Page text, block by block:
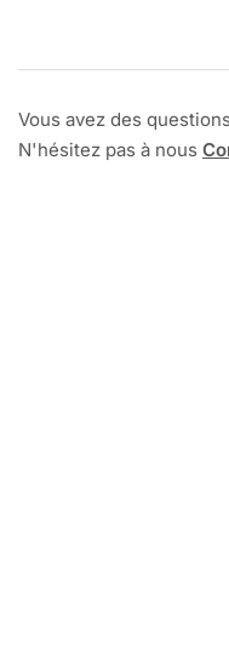
Vous avez des
N'hésitez pas à nous